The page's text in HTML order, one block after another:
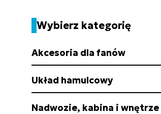
Wybierz kategorię
Akcesoria dla fanów
Układ hamulcowy
Nadwozie, kabina i wnętrze